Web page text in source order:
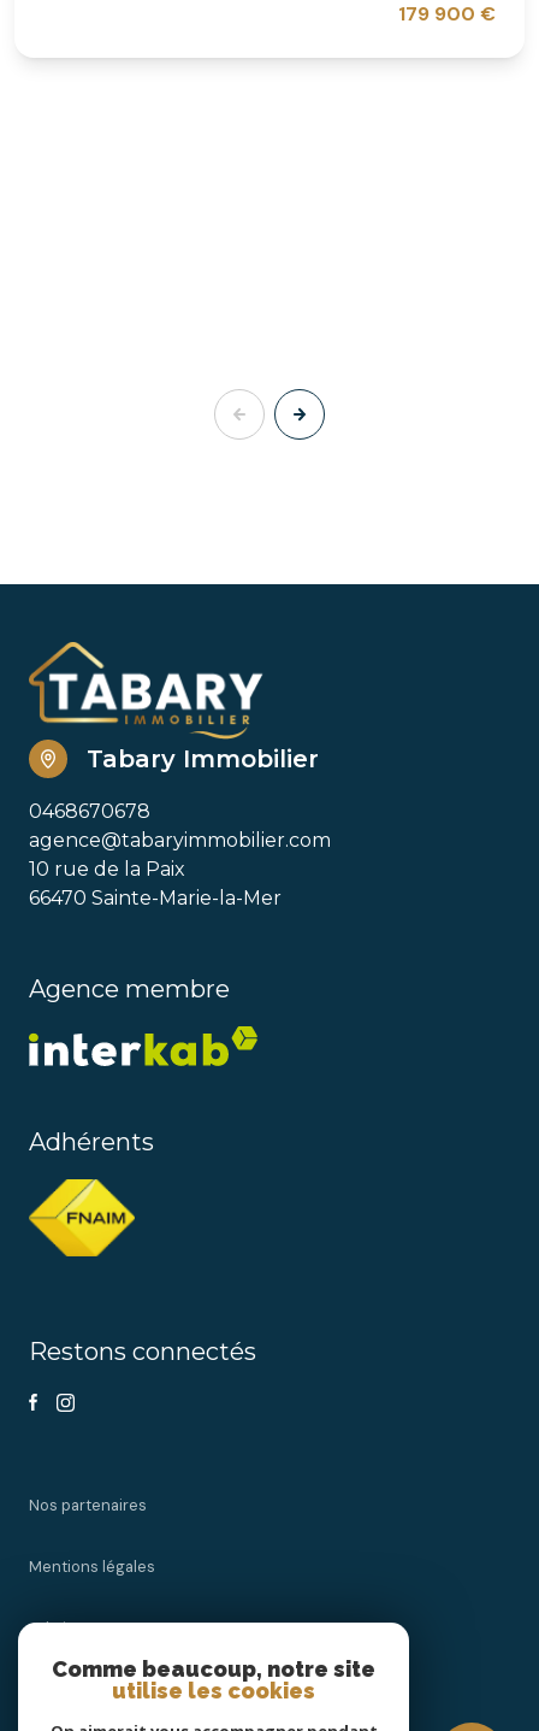
179 900 €
Tabary Immobilier
0468670678
agence@tabaryimmobilier.com
10 rue de la Paix
66470 Sainte-Marie-la-Mer
Agence membre
Adhérents
Restons connectés
Nos partenaires
Mentions légales
Admin
Nos honoraires
Comme beaucoup, notre site
utilise les cookies